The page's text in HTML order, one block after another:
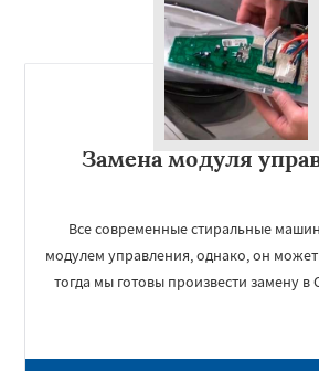
Замена модуля
Все современные стиральные
модулем управления, однако, он
тогда мы готовы произвести замену в